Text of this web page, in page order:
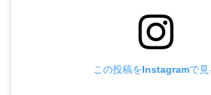
この投稿をInstagramで見